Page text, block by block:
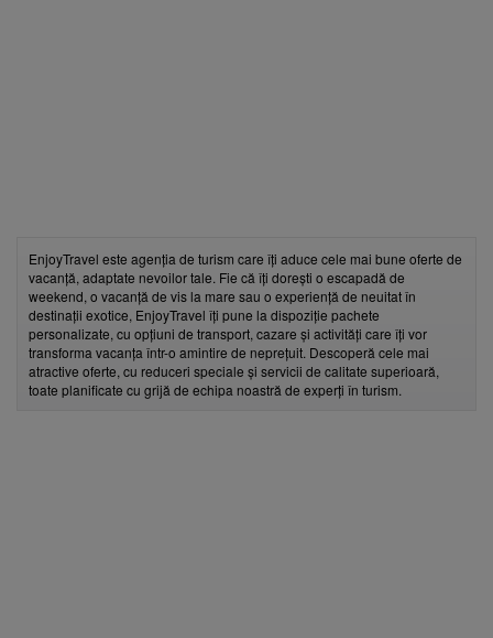
EnjoyTravel este agenția de turism care îți aduce cele mai bune oferte de
vacanță, adaptate nevoilor tale. Fie că îți dorești o escapadă de
weekend, o vacanță de vis la mare sau o experiență de neuitat în
destinații exotice, EnjoyTravel îți pune la dispoziție pachete
personalizate, cu opțiuni de transport, cazare și activități care îți vor
transforma vacanța într-o amintire de neprețuit. Descoperă cele mai
atractive oferte, cu reduceri speciale și servicii de calitate superioară,
toate planificate cu grijă de echipa noastră de experți în turism.